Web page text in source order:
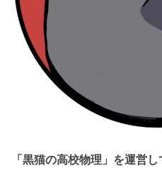
「黒猫の高校物理」を運営